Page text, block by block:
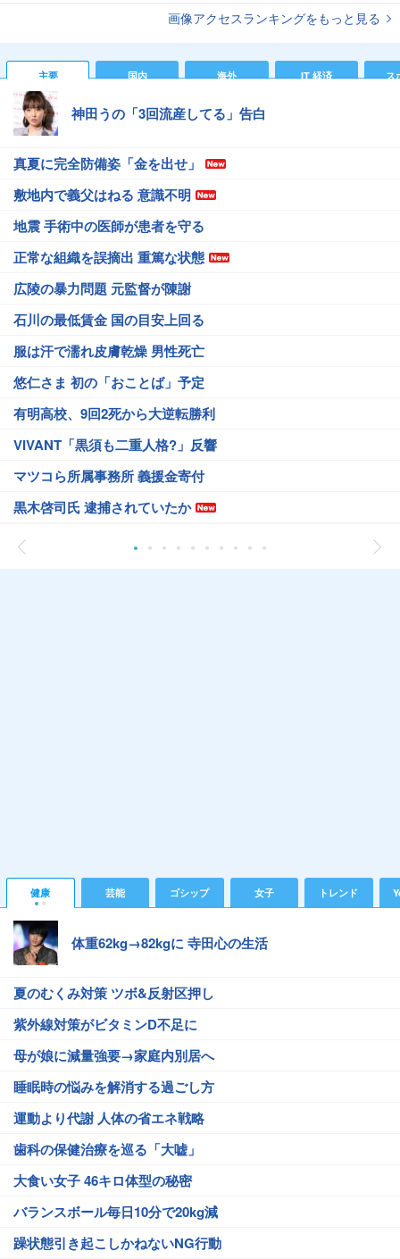
画像アクセスランキングをもっと見る
主要 国内 海外 IT 経済 ス
神田うの「3回流産してる」告白
真夏に完全防備姿「金を出せ」
敷地内で義父はねる 意識不明
地震 手術中の医師が患者を守る
正常な組織を誤摘出 重篤な状態
広陵の暴力問題 元監督が陳謝
石川の最低賃金 国の目安上回る
服は汗で濡れ皮膚乾燥 男性死亡
悠仁さま 初の「おことば」予定
有明高校、9回2死から大逆転勝利
VIVANT「黒須も二重人格?」反響
マツコら所属事務所 義援金寄付
黒木啓司氏 逮捕されていたか
健康 芸能 ゴシップ 女子 トレンド
体重62kg→82kgに 寺田心の生活
夏のむくみ対策 ツボ&反射区押し
紫外線対策がビタミンD不足に
母が娘に減量強要→家庭内別居へ
睡眠時の悩みを解消する過ごし方
運動より代謝 人体の省エネ戦略
歯科の保健治療を巡る「大嘘」
大食い女子 46キロ体型の秘密
バランスボール毎日10分で20kg減
躁状態引き起こしかねないNG行動